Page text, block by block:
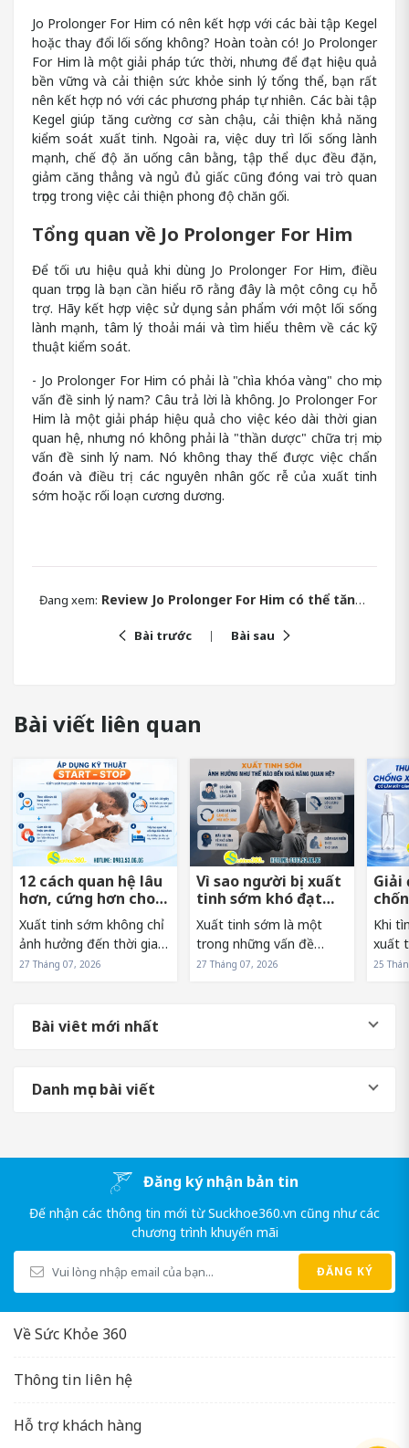
Jo Prolonger For Him có nên kết hợp với các bài tập Kegel
hoặc thay đổi lối sống không? Hoàn toàn có! Jo Prolonger
For Him là một giải pháp tức thời, nhưng để đạt hiệu quả
bền vững và cải thiện sức khỏe sinh lý tổng thể, bạn rất
nên kết hợp nó với các phương pháp tự nhiên. Các bài tập
Kegel giúp tăng cường cơ sàn chậu, cải thiện khả năng
kiểm soát xuất tinh. Ngoài ra, việc duy trì lối sống lành
mạnh, chế độ ăn uống cân bằng, tập thể dục đều đặn,
giảm căng thẳng và ngủ đủ giấc cũng đóng vai trò quan
trọng trong việc cải thiện phong độ chăn gối.
Tổng quan về Jo Prolonger For Him
Để tối ưu hiệu quả khi dùng Jo Prolonger For Him, điều
quan trọng là bạn cần hiểu rõ rằng đây là một công cụ hỗ
trợ. Hãy kết hợp việc sử dụng sản phẩm với một lối sống
lành mạnh, tâm lý thoải mái và tìm hiểu thêm về các kỹ
thuật kiểm soát.
- Jo Prolonger For Him có phải là "chìa khóa vàng" cho mọi
vấn đề sinh lý nam? Câu trả lời là không. Jo Prolonger For
Him là một giải pháp hiệu quả cho việc kéo dài thời gian
quan hệ, nhưng nó không phải là "thần dược" chữa trị mọi
vấn đề sinh lý nam. Nó không thay thế được việc chẩn
đoán và điều trị các nguyên nhân gốc rễ của xuất tinh
sớm hoặc rối loạn cương dương.
Đang xem: Review Jo Prolonger For Him có thể tăng thời gian quan hệ?
Bài trước Bài sau
Bài viết liên quan
12 cách quan hệ lâu
hơn, cứng hơn cho
người xuất tinh sớm
Xuất tinh sớm không chỉ
ảnh hưởng đến thời gian
quan hệ mà còn tác
dục của nhiều nam
27 Tháng 07, 2026
Vì sao người bị xuất
tinh sớm khó đạt
cương cứng trở lại?
Xuất tinh sớm là một
trong những vấn đề
khiến nhiều nam giới mất
27 Tháng 07, 2026
Giải
có
Khi
xuất
nam
sớm
25
Bài viêt mới nhất
Danh mục bài viết
Đăng ký nhận bản tin
Đế nhận các thông tin mới từ Suckhoe360.vn cũng như các
chương trình khuyến mãi
ĐĂNG KÝ
Về Sức Khỏe 360
Thông tin liên hệ
Hỗ trợ khách hàng